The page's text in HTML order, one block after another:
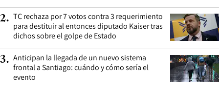
2. TC rechaza por 7 votos contra 3 requerimiento
para destituir al entonces diputado Kaiser tras
dichos sobre el golpe de Estado
3. Anticipan la llegada de un nuevo sistema
frontal a Santiago: cuándo y cómo sería el
evento